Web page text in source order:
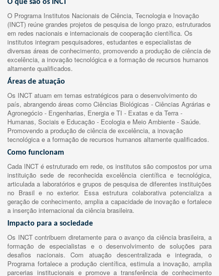
O que são os INCT
O Programa Institutos Nacionais de Ciência, Tecnologia e Inovação
(INCT) reúne grandes projetos de pesquisa de longo prazo, estruturados
em redes nacionais e internacionais de cooperação científica. Os
institutos integram pesquisadores, estudantes e especialistas de
diversas áreas de conhecimento, promovendo a produção de ciência de
excelência, a inovação tecnológica e a formação de recursos humanos
altamente qualificados.
Áreas de atuação
Os INCT atuam em temas estratégicos para o desenvolvimento do
país, abrangendo áreas como Ciências Biológicas - Ciências Agrárias e
Agronegócio - Engenharias, Energia e TI - Exatas e da Terra -
Humanas, Sociais e Educação - Ecologia e Meio Ambiente - Saúde.
Promovendo a produção de ciência de excelência, a inovação
tecnológica e a formação de recursos humanos altamente qualificados.
Como funcionam
Cada INCT é estruturado em rede, os institutos são compostos por uma
instituição sede de reconhecida excelência científica e tecnológica,
articulada a laboratórios e grupos de pesquisa de diferentes instituições
no Brasil e no exterior. Essa estrutura colaborativa potencializa a
geração de conhecimento, amplia a capacidade de inovação e fortalece
a inserção internacional da ciência brasileira.
Impacto para a sociedade
Os INCT contribuem diretamente para o avanço da ciência brasileira, a
formação de especialistas e o desenvolvimento de soluções para
desafios nacionais. Com atuação descentralizada e integrada, o
Programa fortalece a produção científica, estimula a inovação, amplia
parcerias institucionais e promove a transferência de conhecimento